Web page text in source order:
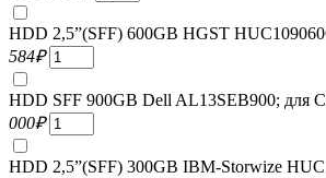
HDD 2,5”(SFF) 600GB HGST
584₽
HDD SFF 900GB Dell AL13SEB900; для
000₽
HDD 2,5”(SFF) 300GB IBM-Storwize